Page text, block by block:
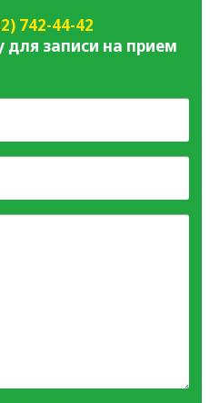
742-44-42
записи на прием